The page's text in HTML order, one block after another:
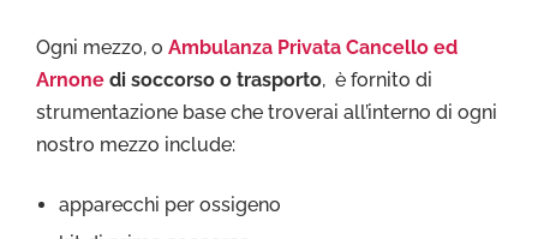
Ogni mezzo, o Ambulanza Privata Cancello ed
Arnone di soccorso o trasporto, è fornito di
strumentazione base che troverai all’interno di ogni
nostro mezzo include:
apparecchi per ossigeno